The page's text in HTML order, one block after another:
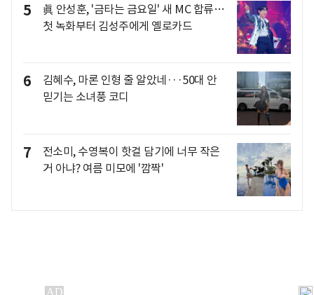
5
眞 안성훈, '금타는 금요일' 새 MC 합류…
첫 녹화부터 김성주에게 옐로카드
6
김혜수, 마론 인형 줄 알았네···50대 안
믿기는 소녀풍 코디
7
전소미, 수영복이 핫걸 담기에 너무 작은
거 아냐? 여름 미모에 '깜짝'